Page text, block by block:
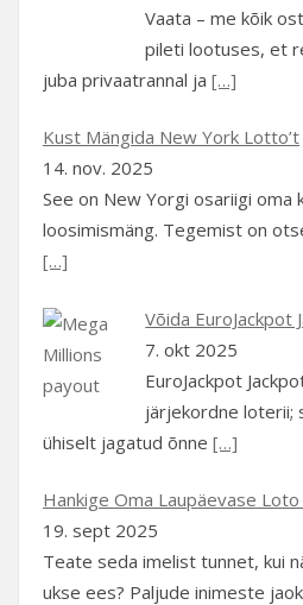
Vaata – me kõik
pileti lootuses, et
juba privaatrannal ja […]
Kust Mängida New York Lotto’t
14. nov. 2025
See on New Yorgi osariigi oma
loosimismäng. Tegemist on
[…]
Võida EuroJackpot
7. okt 2025
EuroJackpot
järjekordne loterii;
ühiselt jagatud õnne […]
Hankige Oma Laupäevase
19. sept 2025
Teate seda imelist tunnet, kui
ukse ees? Paljude inimeste